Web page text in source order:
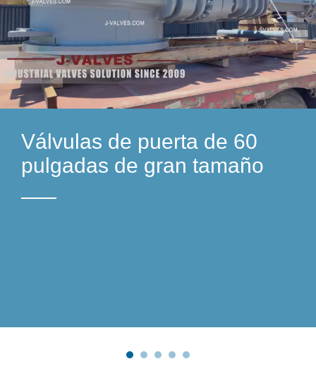
Válvulas de puerta de 60
pulgadas de gran tamaño
4D51A4E43E77Ad7FE53EF
ECC15132B20
4D51A4E43E77Ad7FE53EF
ECC15132B20
Válvulas de puerta-56
pulgadas y 60 pulgadas
Válvulas de puerta-56
pulgadas y 60 pulgadas